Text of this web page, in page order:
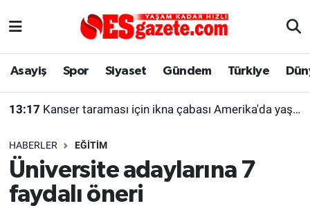
Asayiş Spor Siyaset Gündem Türkiye
13:17 Kanser taraması için ikna çabası Amerika'da yaşayan kadını şaşırttı
HABERLER EĞITIM
Üniversite adaylarına 7
faydalı öneri
Asayiş
Gündem
Türkiye
Yaşam
Eskişehirspor Arşivi
Eskişehir Arşivi
Eskişehir Nöbetçi Eczaneler
Süper Lig Puan Durumu ve Fikstür
Tüm Manşetler